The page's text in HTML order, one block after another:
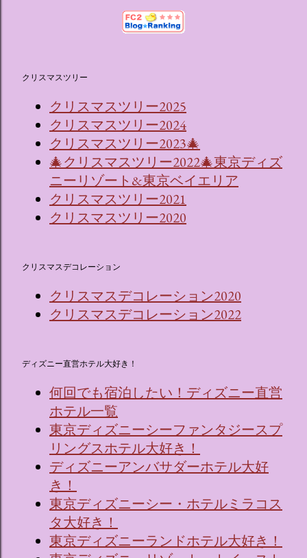
クリスマスツリー
クリスマスツリー2025
クリスマスツリー2024
クリスマスツリー2023🎄
🎄クリスマスツリー2022🎄東京ディズ
ニーリゾート&東京ベイエリア
クリスマスツリー2021
クリスマスツリー2020
クリスマスデコレーション
クリスマスデコレーション2020
クリスマスデコレーション2022
ディズニー直営ホテル大好き！
何回でも宿泊したい！ディズニー直営
ホテル一覧
東京ディズニーシーファンタジースプ
リングスホテル大好き！
ディズニーアンバサダーホテル大好
き！
東京ディズニーシー・ホテルミラコス
タ大好き！
東京ディズニーランドホテル大好き！